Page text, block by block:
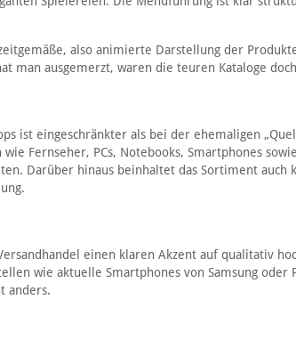
also animierte Darstellung der
man ausgemerzt, waren die teuren Kataloge
ist eingeschränkter als bei der ehemaligen
Fernseher, PCs, Notebooks, Smartphones sowie
Darüber hinaus beinhaltet das Sortiment auch
einen klaren Akzent auf qualitativ
wie aktuelle Smartphones von Samsung oder
anders.